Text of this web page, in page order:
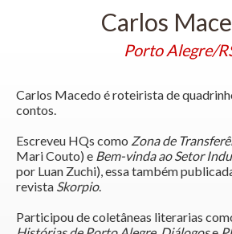
Carlos
Porto Alegre/
Carlos Macedo é roteirista de
contos.
Escreveu HQs como Zona de
Mari Couto) e Bem-vinda ao Setor
por Luan Zuchi), essa também
revista Skorpio.
Participou de coletâneas literarias